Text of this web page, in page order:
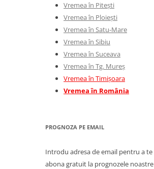
Vremea în Pitești
Vremea în Ploiești
Vremea în Satu-Mare
Vremea în Sibiu
Vremea în Suceava
Vremea în Tg. Mureș
Vremea în Timișoara
Vremea în România
PROGNOZA PE EMAIL
Introdu adresa de email pentru a te
abona gratuit la prognozele noastre